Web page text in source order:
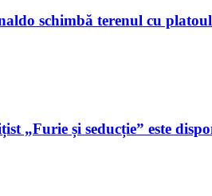
schimbă terenul cu
„Furie și seducție” este